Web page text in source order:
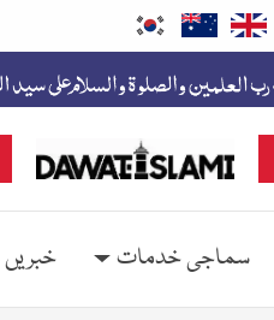
سماجی خدمات خبریں